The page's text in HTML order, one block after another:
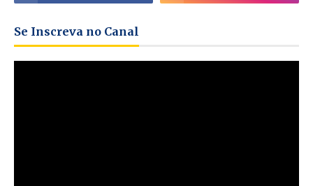
Se Inscreva no Canal